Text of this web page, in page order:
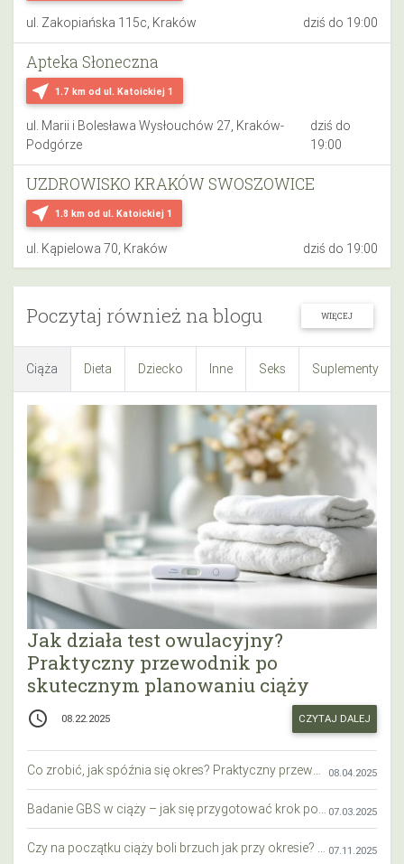
ul. Zakopiańska 115c, Kraków dziś do 19:00
near_me 1.7 km od ul. Katoickiej 1
Apteka Słoneczna
ul. Marii i Bolesława Wysłouchów 27, Kraków-
Podgórze
dziś do
19:00
near_me 1.8 km od ul. Katoickiej 1
UZDROWISKO KRAKÓW SWOSZOWICE
ul. Kąpielowa 70, Kraków dziś do 19:00
Poczytaj również na blogu WIĘCEJ
Ciąża Dieta Dziecko Inne Seks Suplementy
Jak działa test owulacyjny?
Praktyczny przewodnik po
skutecznym planowaniu ciąży
access_time 08.22.2025 CZYTAJ DALEJ
08.04.2025
07.03.2025
07.11.2025